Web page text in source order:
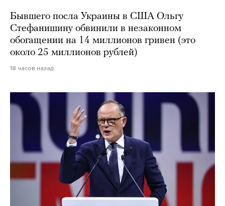
Бывшего посла Украины в США Ольгу
Стефанишину обвинили в незаконном
обогащении на 14 миллионов гривен (это
около 25 миллионов рублей)
18 часов назад